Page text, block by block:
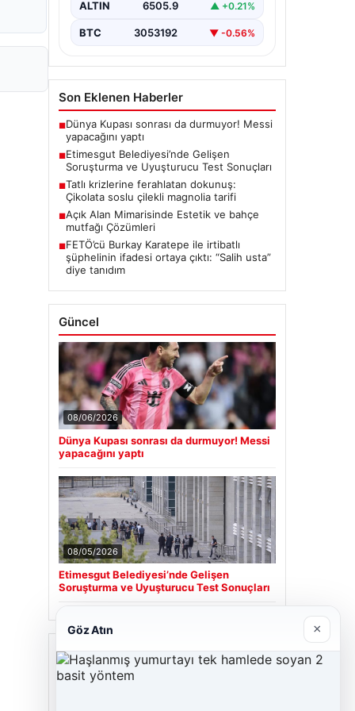
seriyor. Soruşturma kapsamında,…
ALTIN 6505.9 ▲ +0.21%
BTC 3053192 ▼ -0.56%
Son Eklenen Haberler
■Dünya Kupası sonrası da durmuyor! Messi
yapacağını yaptı
■Etimesgut Belediyesi’nde Gelişen
Soruşturma ve Uyuşturucu Test Sonuçları
■Tatlı krizlerine ferahlatan dokunuş:
Çikolata soslu çilekli magnolia tarifi
■Açık Alan Mimarisinde Estetik ve bahçe
mutfağı Çözümleri
■FETÖ’cü Burkay Karatepe ile irtibatlı
şüphelinin ifadesi ortaya çıktı: “Salih usta”
diye tanıdım
Güncel
08/06/2026
Dünya Kupası sonrası da durmuyor! Messi
yapacağını yaptı
08/05/2026
Etimesgut Belediyesi’nde Gelişen
Soruşturma ve Uyuşturucu Test Sonuçları
Son Eklenen Firmalar
Göz Atın ×